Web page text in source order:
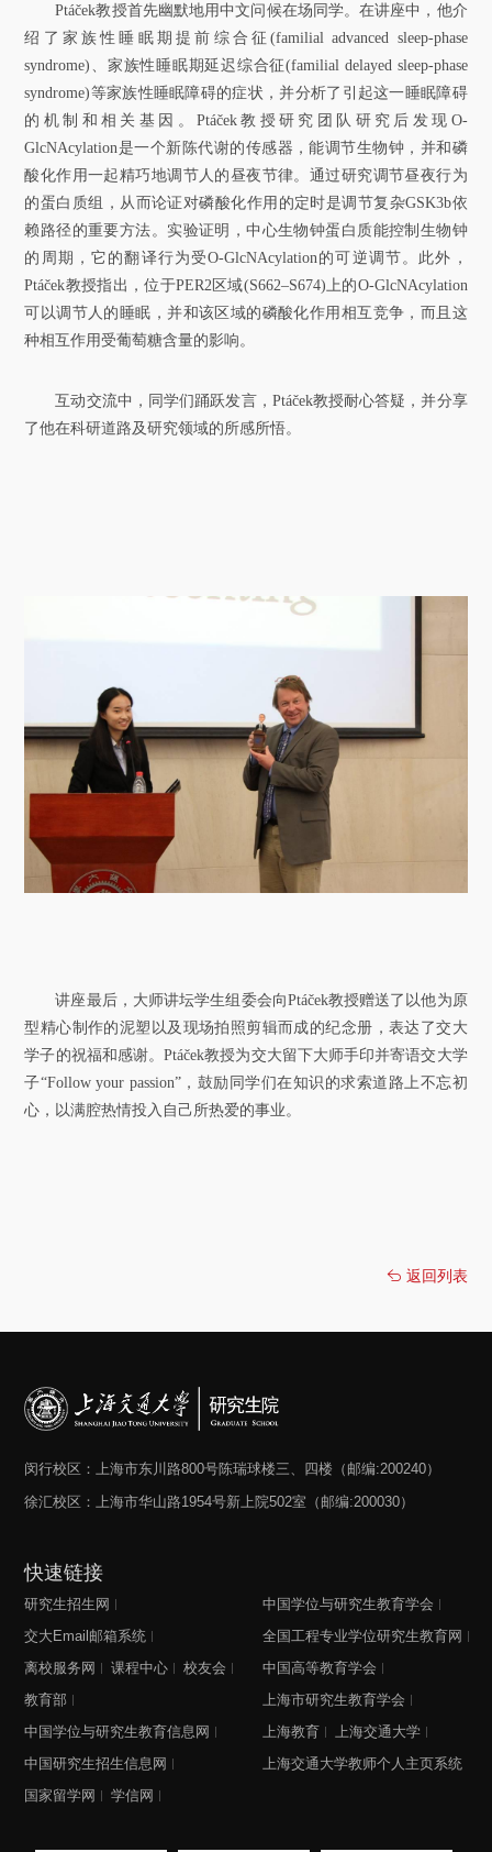
Ptáček教授首先幽默地用中文问候在场同学。在讲座中，他介
绍了家族性睡眠期提前综合征(familial advanced sleep-phase
syndrome)、家族性睡眠期延迟综合征(familial delayed sleep-phase
syndrome)等家族性睡眠障碍的症状，并分析了引起这一睡眠障碍
的机制和相关基因。Ptáček教授研究团队研究后发现O-
GlcNAcylation是一个新陈代谢的传感器，能调节生物钟，并和磷
酸化作用一起精巧地调节人的昼夜节律。通过研究调节昼夜行为
的蛋白质组，从而论证对磷酸化作用的定时是调节复杂GSK3b依
赖路径的重要方法。实验证明，中心生物钟蛋白质能控制生物钟
的周期，它的翻译行为受O-GlcNAcylation的可逆调节。此外，
Ptáček教授指出，位于PER2区域(S662–S674)上的O-GlcNAcylation
可以调节人的睡眠，并和该区域的磷酸化作用相互竞争，而且这
种相互作用受葡萄糖含量的影响。
互动交流中，同学们踊跃发言，Ptáček教授耐心答疑，并分享
了他在科研道路及研究领域的所感所悟。
讲座最后，大师讲坛学生组委会向Ptáček教授赠送了以他为原
型精心制作的泥塑以及现场拍照剪辑而成的纪念册，表达了交大
学子的祝福和感谢。Ptáček教授为交大留下大师手印并寄语交大学
子“Follow your passion”，鼓励同学们在知识的求索道路上不忘初
心，以满腔热情投入自己所热爱的事业。
返回列表
闵行校区：上海市东川路800号陈瑞球楼三、四楼（邮编:200240）
徐汇校区：上海市华山路1954号新上院502室（邮编:200030）
快速链接
研究生招生网
交大Email邮箱系统
离校服务网
课程中心
校友会
教育部
中国学位与研究生教育信息网
中国研究生招生信息网
国家留学网
学信网
中国学位与研究生教育学会
全国工程专业学位研究生教育网
中国高等教育学会
上海市研究生教育学会
上海教育
上海交通大学
上海交通大学教师个人主页系统